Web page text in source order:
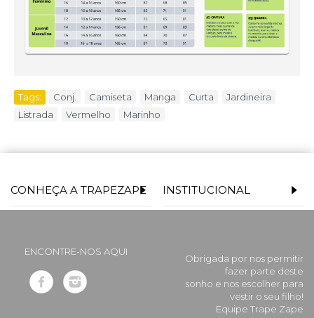
Tags: Conj. Camiseta Manga Curta Jardineira
Listrada
Vermelho Marinho
CONHEÇA A TRAPEZAPE INSTITUCIONAL
ENCONTRE-NOS AQUI
Obrigada por nos permitir
fazer parte deste
sonho e nos escolher para
vestir o seu filho!
Equipe Trape Zape